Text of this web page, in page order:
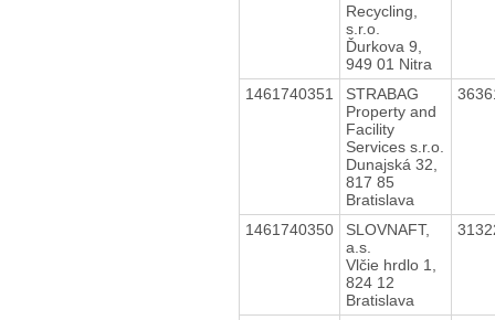
Recycling,
s.r.o.
Ďurkova 9,
949 01 Nitra
1461740351
STRABAG
Property and
Facility
Services s.r.o.
Dunajská 32,
817 85
Bratislava
1461740350
SLOVNAFT,
a.s.
Vlčie hrdlo 1,
824 12
Bratislava